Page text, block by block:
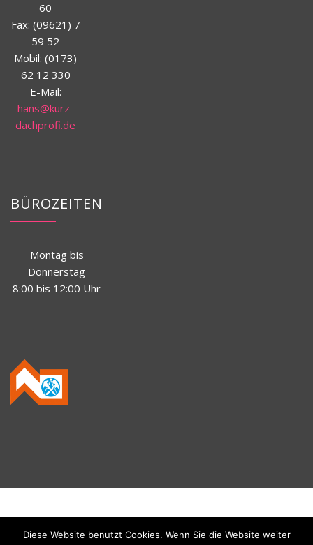
60
Fax: (09621) 7
59 52
Mobil: (0173)
62 12 330
E-Mail:
hans@kurz-
dachprofi.de
BÜROZEITEN
Montag bis
Donnerstag
8:00 bis 12:00 Uhr
Datenschutz
Diese Website benutzt Cookies. Wenn Sie die Website weiter